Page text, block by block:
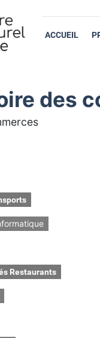
ACCUEIL
des
Restaurants